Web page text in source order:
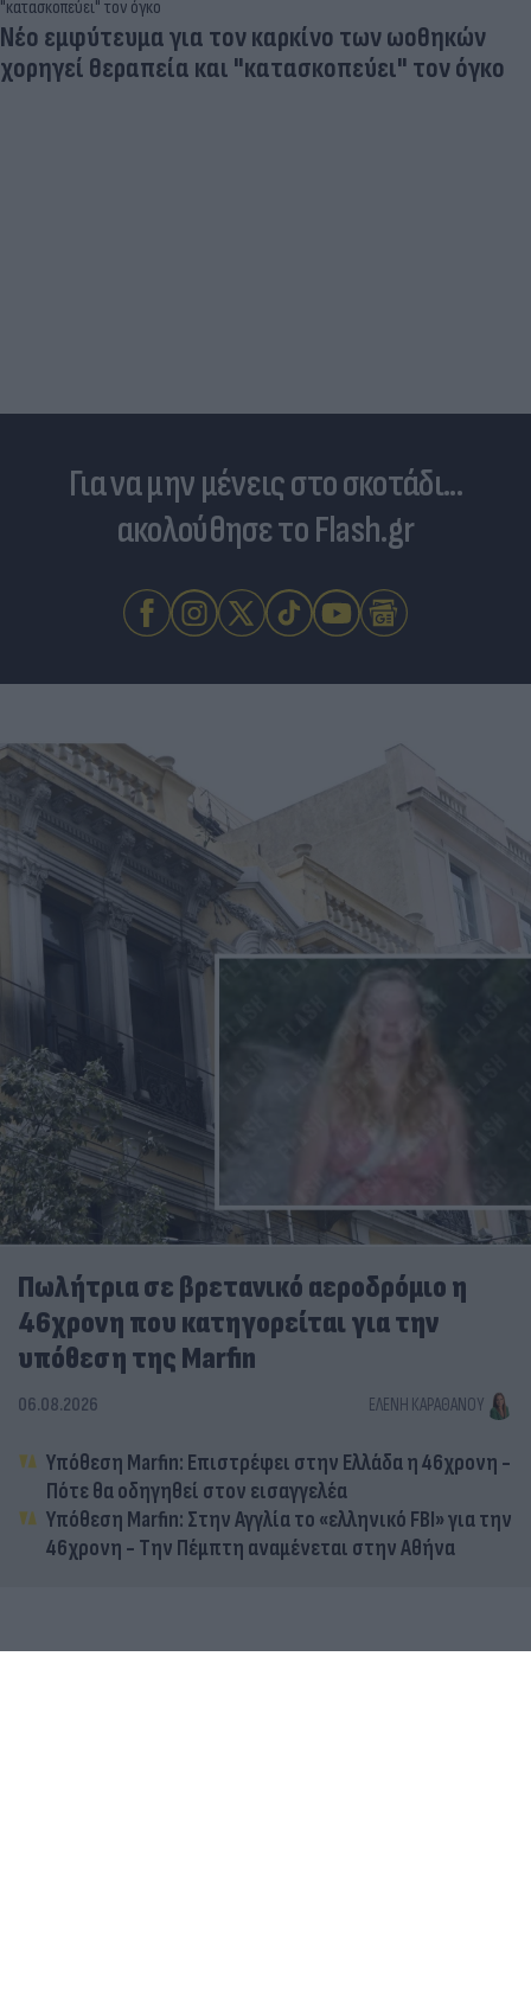
Νέο εμφύτευμα για τον καρκίνο των ωοθηκών
χορηγεί θεραπεία και "κατασκοπεύει" τον όγκο
Για να μην μένεις στο σκοτάδι...
ακολούθησε το Flash.gr
Πωλήτρια σε βρετανικό αεροδρόμιο η
46χρονη που κατηγορείται για την
υπόθεση της Marfin
06.08.2026 ΕΛΈΝΗ ΚΑΡΑΘΆΝΟΥ
Υπόθεση Marfin: Επιστρέφει στην Ελλάδα η 46χρονη -
Πότε θα οδηγηθεί στον εισαγγελέα
Υπόθεση Marfin: Στην Αγγλία το «ελληνικό FBI» για την
46χρονη - Την Πέμπτη αναμένεται στην Αθήνα